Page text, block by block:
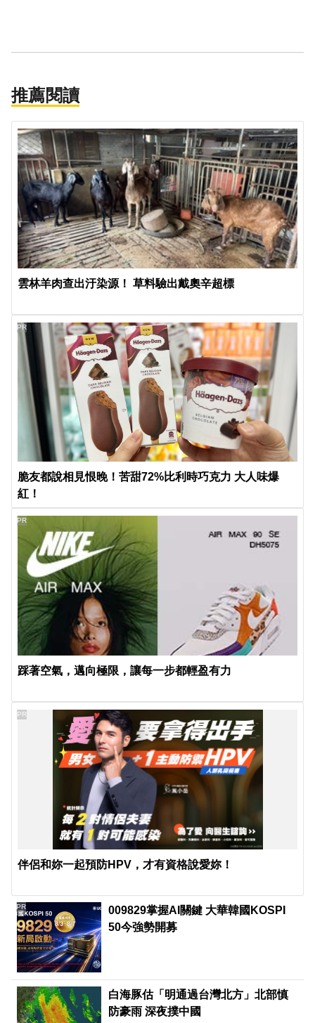
推薦閱讀
雲林羊肉查出汙染源！ 草料驗出戴奧辛超標
脆友都說相見恨晚！苦甜72%比利時巧克力 大人味爆
紅！
PR
踩著空氣，邁向極限，讓每一步都輕盈有力
PR
伴侶和妳一起預防HPV，才有資格說愛妳！
PR
009829掌握AI關鍵 大華韓國KOSPI
50今強勢開募
PR
白海豚估「明通過台灣北方」北部慎
防豪雨 深夜撲中國